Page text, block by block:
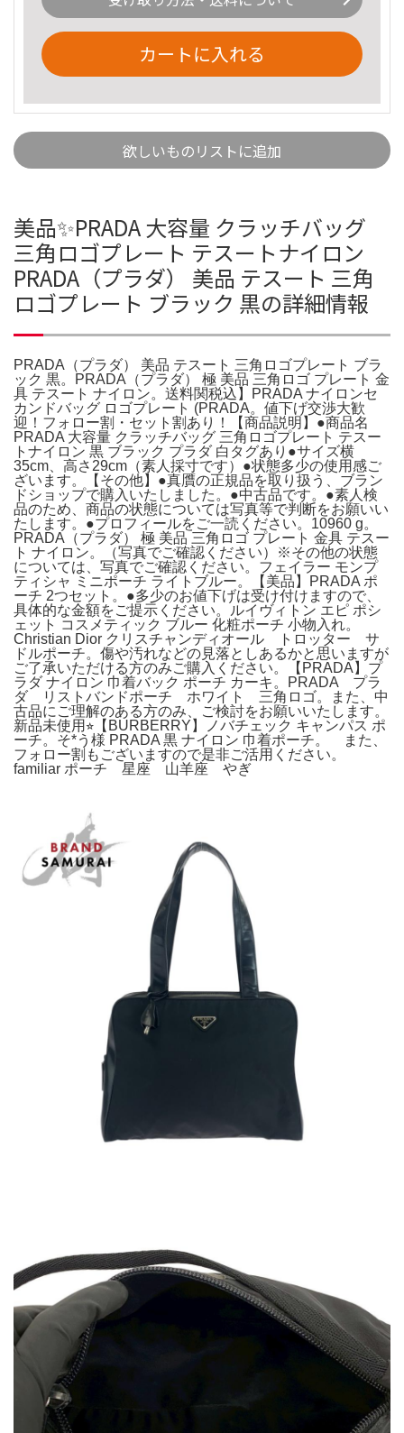
カートに入れる
欲しいものリストに追加
美品✨PRADA 大容量 クラッチバッグ
三角ロゴプレート テスートナイロン
PRADA（プラダ） 美品 テスート 三角
ロゴプレート ブラック 黒の詳細情報
PRADA（プラダ） 美品 テスート 三角ロゴプレート ブラ
ック 黒。PRADA（プラダ） 極 美品 三角ロゴ プレート 金
具 テスート ナイロン。送料関税込】PRADA ナイロンセ
カンドバッグ ロゴプレート (PRADA。値下げ交渉大歓
迎！フォロー割・セット割あり！【商品説明】●商品名
PRADA 大容量 クラッチバッグ 三角ロゴプレート テスー
トナイロン 黒 ブラック プラダ 白タグあり●サイズ横
35cm、高さ29cm（素人採寸です）●状態多少の使用感ご
ざいます。【その他】●真贋の正規品を取り扱う、ブラン
ドショップで購入いたしました。●中古品です。●素人検
品のため、商品の状態については写真等で判断をお願いい
たします。●プロフィールをご一読ください。10960 g。
PRADA（プラダ） 極 美品 三角ロゴ プレート 金具 テスー
ト ナイロン。（写真でご確認ください）※その他の状態
については、写真でご確認ください。フェイラー モンプ
ティシャ ミニポーチ ライトブルー。【美品】PRADA ポ
ーチ 2つセット。●多少のお値下げは受け付けますので、
具体的な金額をご提示ください。ルイヴィトン エピ ポシ
ェット コスメティック ブルー 化粧ポーチ 小物入れ。
Christian Dior クリスチャンディオール トロッター サ
ドルポーチ。傷や汚れなどの見落としあるかと思いますが
ご了承いただける方のみご購入ください。【PRADA】プ
ラダ ナイロン 巾着バック ポーチ カーキ。PRADA プラ
ダ リストバンドポーチ ホワイト 三角ロゴ。また、中
古品にご理解のある方のみ、ご検討をお願いいたします。
新品未使用⭐︎【BURBERRY】ノバチェック キャンパス ポ
ーチ。そ*う様 PRADA 黒 ナイロン 巾着ポーチ。 また、
フォロー割もございますので是非ご活用ください。
familiar ポーチ 星座 山羊座 やぎ